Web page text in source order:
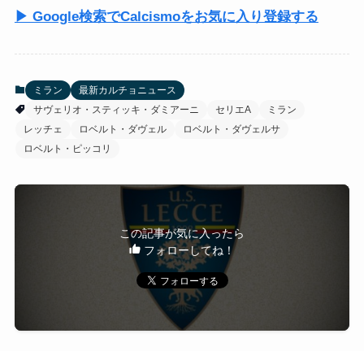
▶ Google検索でCalcismoをお気に入り登録する
ミラン
最新カルチョニュース
サヴェリオ・スティッキ・ダミアーニ
セリエA
ミラン
レッチェ
ロベルト・ダヴェル
ロベルト・ダヴェルサ
ロベルト・ピッコリ
この記事が気に入ったら
フォローしてね！